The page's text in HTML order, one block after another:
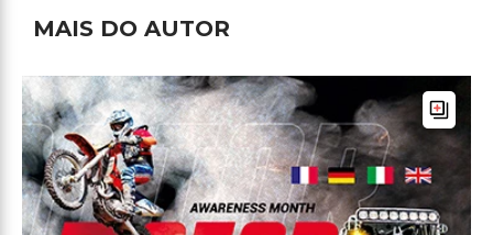
MAIS DO AUTOR